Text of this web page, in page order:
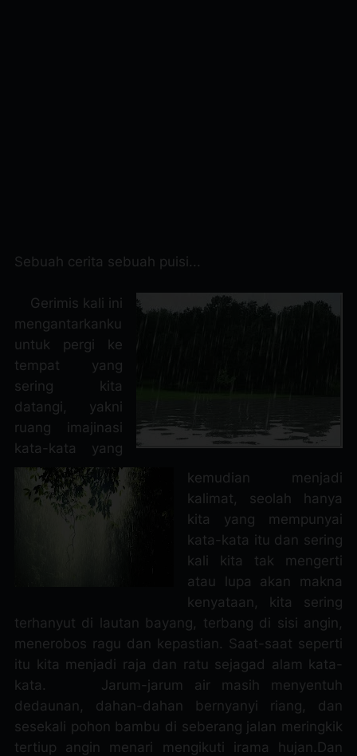
Sebuah cerita sebuah puisi...
Gerimis kali ini
mengantarkanku
untuk pergi ke
tempat yang
sering kita
datangi, yakni
ruang imajinasi
kata-kata yang
kemudian menjadi
kalimat, seolah hanya
kita yang mempunyai
kata-kata itu dan sering
kali kita tak mengerti
atau lupa akan makna
kenyataan, kita sering
terhanyut di lautan bayang, terbang di sisi angin,
menerobos ragu dan kepastian. Saat-saat seperti
itu kita menjadi raja dan ratu sejagad alam kata-
kata.
Jarum-jarum air masih menyentuh
dedaunan, dahan-dahan bernyanyi riang, dan
sesekali pohon bambu di seberang jalan meringkik
tertiup angin menari mengikuti irama hujan. Dan